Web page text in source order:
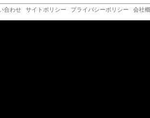
合わせ サイトポリシー プライバシーポリシー 会社